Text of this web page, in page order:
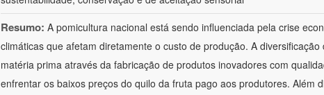
Resumo: A pomicultura nacional está sendo influenciada pela crise
climáticas que afetam diretamente o custo de produção. A
matéria prima através da fabricação de produtos inovadores com
enfrentar os baixos preços do quilo da fruta pago aos produtores. Além